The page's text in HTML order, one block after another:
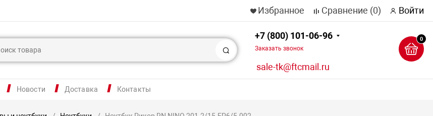
Избранное Сравнение (0) Войти
Поиск
+7 (800) 101-06-96
Заказать звонок
sale-tk@ftcmail.ru
0
Новости Доставка Контакты